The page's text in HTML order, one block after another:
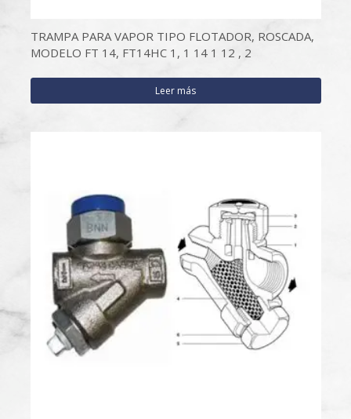
TRAMPA PARA VAPOR TIPO FLOTADOR, ROSCADA,
MODELO FT 14, FT14HC 1, 1 14 1 12 , 2
Leer más